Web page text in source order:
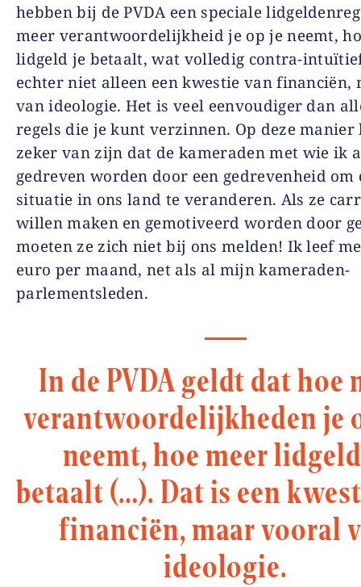
hebben bij de PVDA een speciale
meer verantwoordelijkheid je op je neemt,
lidgeld je betaalt, wat volledig contra-
echter niet alleen een kwestie van financiën,
van ideologie. Het is veel eenvoudiger dan
regels die je kunt verzinnen. Op deze
zeker van zijn dat de kameraden met wie ik
gedreven worden door een gedrevenheid om
situatie in ons land te veranderen. Als ze
willen maken en gemotiveerd worden door
moeten ze zich niet bij ons melden! Ik leef
euro per maand, net als al mijn kameraden-
parlementsleden.
In de PVDA geldt dat hoe
verantwoordelijkheden je
neemt, hoe meer
betaalt (…). Dat is een
financiën, maar vooral
ideologie.